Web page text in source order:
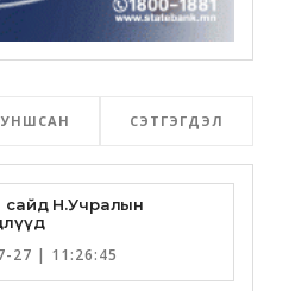
УНШСАН СЭТГЭГДЭЛ
сайд Н.Учралын
27 | 11:26:45